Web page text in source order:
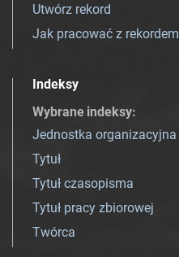
Utwórz rekord
Jak pracować z rekordem
Indeksy
Wybrane indeksy:
Jednostka organizacyjna
Tytuł
Tytuł czasopisma
Tytuł pracy zbiorowej
Twórca